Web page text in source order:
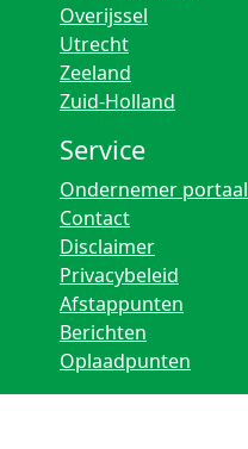
Overijssel
Utrecht
Zeeland
Zuid-Holland
Service
Ondernemer portaal
Contact
Disclaimer
Privacybeleid
Afstappunten
Berichten
Oplaadpunten